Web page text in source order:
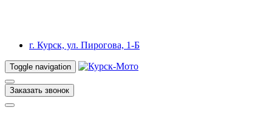
г. Курск, ул. Пирогова, 1-Б
Toggle navigation
Заказать звонок